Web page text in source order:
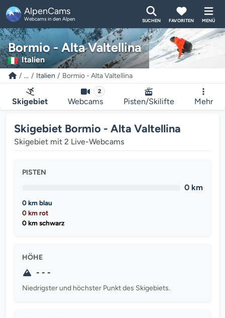
AlpenCams
Webcams in den Alpen SUCHEN FAVORITEN MENÜ
Bormio - Alta Valtellina
Italien
... Italien Bormio - Alta Valtellina
Skigebiet
2
Webcams Pisten/Skilifte Mehr
Skigebiet Bormio - Alta Valtellina
Skigebiet mit 2 Live-Webcams
PISTEN
0 km
0 km blau
0 km rot
0 km schwarz
HÖHE
- - -
Niedrigster und höchster Punkt des Skigebiets.